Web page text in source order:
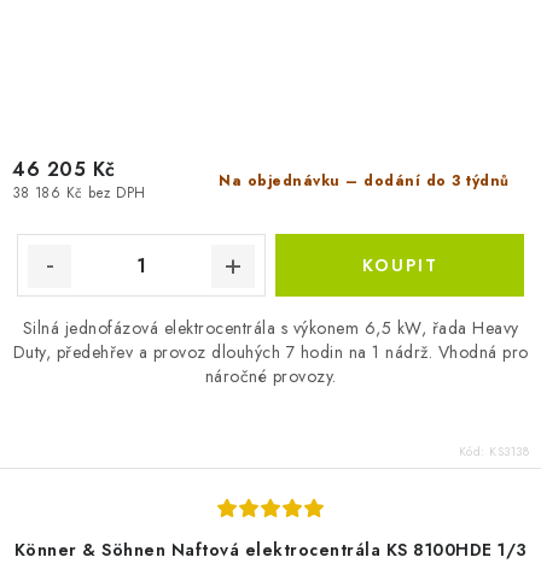
Na objednávku – dodání do 3 týdnů
38 186 Kč bez DPH
46 205 Kč
Silná jednofázová elektrocentrála s výkonem 6,5 kW, řada Heavy
Duty, předehřev a provoz dlouhých 7 hodin na 1 nádrž. Vhodná pro
náročné provozy.
Kód: KS3138
Könner & Söhnen Naftová elektrocentrála KS 8100HDE 1/3